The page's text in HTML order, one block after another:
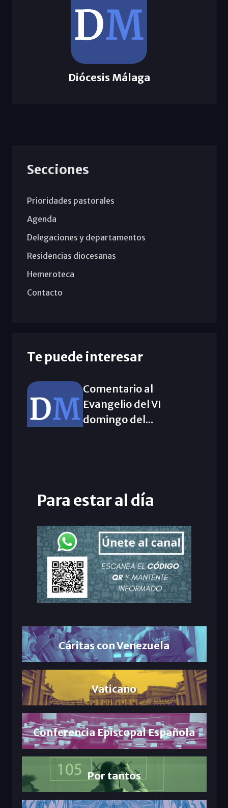
Diócesis Málaga
Secciones
Prioridades pastorales
Agenda
Delegaciones y departamentos
Residencias diocesanas
Hemeroteca
Contacto
Te puede interesar
Comentario al
Evangelio del VI
domingo del...
Para estar al día
Cáritas con Venezuela
Vaticano
Conferencia Episcopal Española
Por tantos